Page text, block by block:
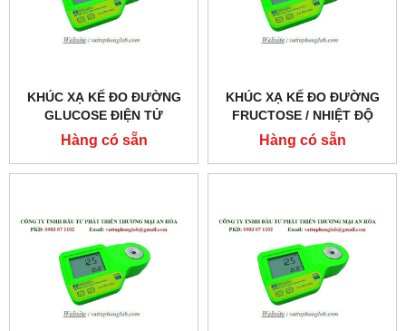
KHÚC XẠ KẾ ĐO ĐƯỜNG
GLUCOSE ĐIỆN TỬ
MODEL:MA873
Hàng có sẵn
KHÚC XẠ KẾ ĐO ĐƯỜNG
FRUCTOSE / NHIỆT ĐỘ
ĐIỆN TỬ MODEL:MA872
Hàng có sẵn